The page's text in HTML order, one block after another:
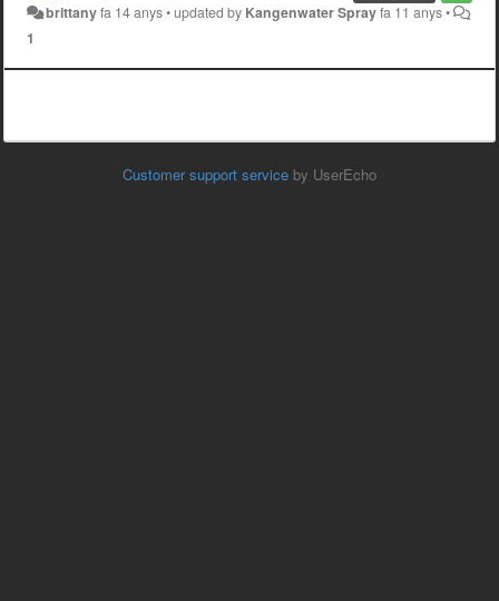
brittanyfa 14 anys•updated by Kangenwater Sprayfa 11 anys•
1
Customer support service by UserEcho